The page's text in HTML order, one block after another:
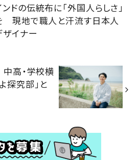
ンドの伝統布に「外国人らしさ」
現地で職人と汗流す日本人
ザイナー
高・学校横
探究部」と